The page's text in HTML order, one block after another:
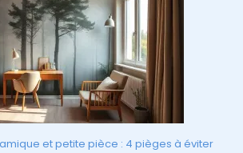
et petite pièce : 4 pièges à éviter